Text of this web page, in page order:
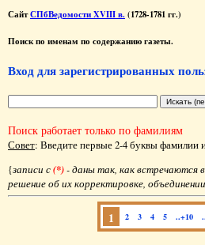
СайтСПбВедомости XVIII в. (1728-1781 гг.)
Поиск по именам по содержанию газеты.
Вход для зарегистрированных
Поиск работает только по фамилиям
Совет: Введите первые 2-4 буквы фамилии
{записи с(*)- даны так, как встречаются
решение об их корректировке,
1 2 3 4 5 ..+10